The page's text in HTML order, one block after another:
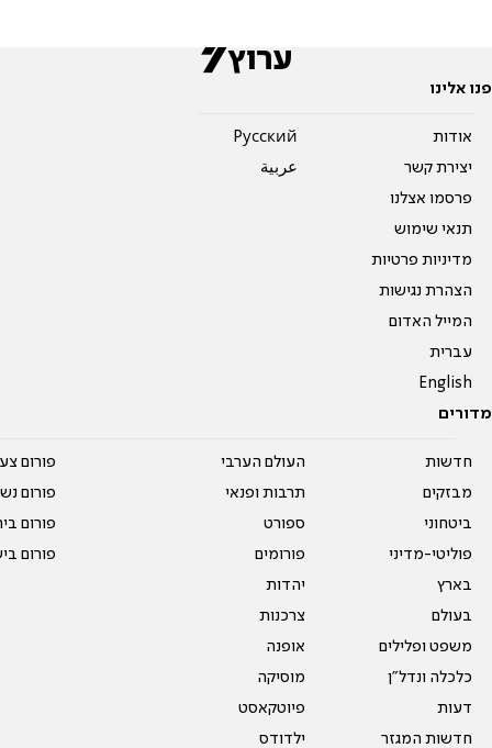
פנו אלינו
אודות
יצירת קשר
פרסמו אצלנו
תנאי שימוש
מדיניות פרטיות
הצהרת נגישות
המייל האדום
עברית
English
Pусский
عربية
מדורים
חדשות
מבזקים
ביטחוני
פוליטי-מדיני
בארץ
בעולם
משפט ופלילים
כלכלה ונדל"ן
דעות
חדשות המגזר
העולם הערבי
תרבות ופנאי
ספורט
פורומים
יהדות
צרכנות
אופנה
מוסיקה
פיוטקאסט
ילדודס
פורום
פורום
פורום
פורום